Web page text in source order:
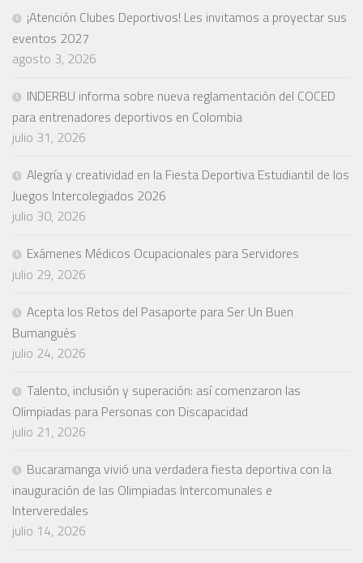
¡Atención Clubes Deportivos! Les invitamos a proyectar sus
eventos 2027
agosto 3, 2026
INDERBU informa sobre nueva reglamentación del COCED
para entrenadores deportivos en Colombia
julio 31, 2026
Alegría y creatividad en la Fiesta Deportiva Estudiantil de los
Juegos Intercolegiados 2026
julio 30, 2026
Exámenes Médicos Ocupacionales para Servidores
julio 29, 2026
Acepta los Retos del Pasaporte para Ser Un Buen
Bumangués
julio 24, 2026
Talento, inclusión y superación: así comenzaron las
Olimpiadas para Personas con Discapacidad
julio 21, 2026
Bucaramanga vivió una verdadera fiesta deportiva con la
inauguración de las Olimpiadas Intercomunales e
Interveredales
julio 14, 2026